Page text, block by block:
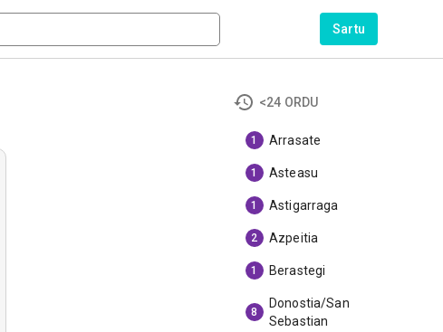
Sartu
<24 ORDU
1 Arrasate
1 Asteasu
1 Astigarraga
2 Azpeitia
1 Berastegi
8
Donostia/San
Sebastian